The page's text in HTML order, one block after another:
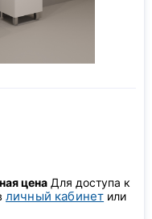
цена Для доступа к
личный кабинет или